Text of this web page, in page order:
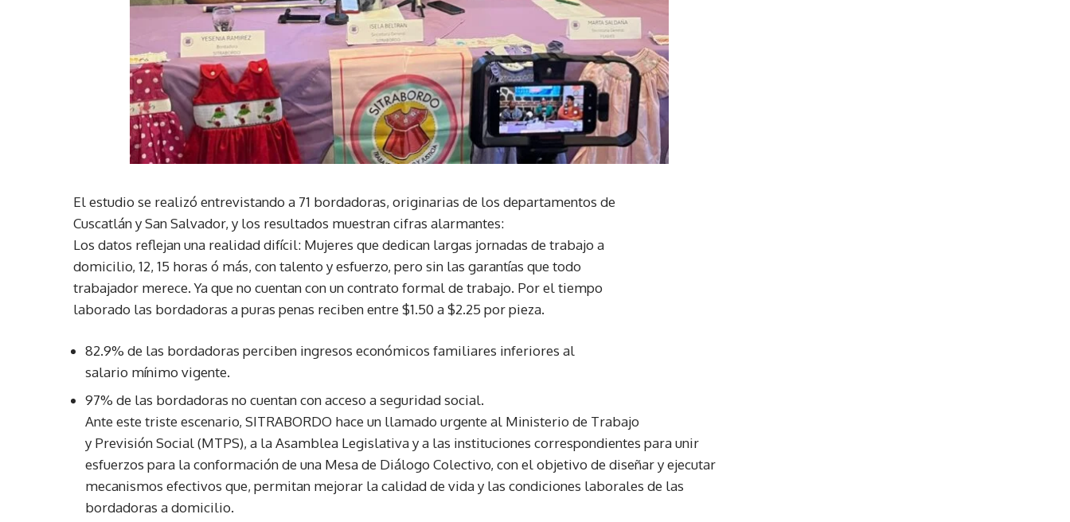
El estudio se realizó entrevistando a 71 bordadoras, originarias de los departamentos de
Cuscatlán y San Salvador, y los resultados muestran cifras alarmantes:
Los datos reflejan una realidad difícil: Mujeres que dedican largas jornadas de trabajo a
domicilio, 12, 15 horas ó más, con talento y esfuerzo, pero sin las garantías que todo
trabajador merece. Ya que no cuentan con un contrato formal de trabajo. Por el tiempo
laborado las bordadoras a puras penas reciben entre $1.50 a $2.25 por pieza.
82.9% de las bordadoras perciben ingresos económicos familiares inferiores al
salario mínimo vigente.
97% de las bordadoras no cuentan con acceso a seguridad social.
Ante este triste escenario, SITRABORDO hace un llamado urgente al Ministerio de Trabajo
y Previsión Social (MTPS), a la Asamblea Legislativa y a las instituciones correspondientes para unir
esfuerzos para la conformación de una Mesa de Diálogo Colectivo, con el objetivo de diseñar y ejecutar
mecanismos efectivos que, permitan mejorar la calidad de vida y las condiciones laborales de las
bordadoras a domicilio.